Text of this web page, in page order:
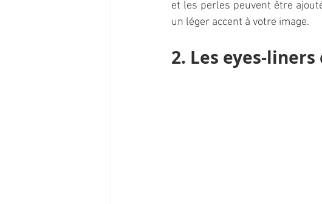
et les perles peuvent être
un léger accent à votre image.
2. Les eyes-